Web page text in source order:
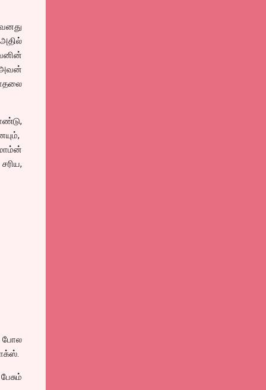
அவன்
போல